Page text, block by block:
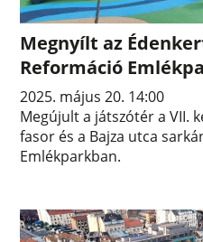
Megnyílt az
Reformáció
2025. május 20. 14:00
Megújult a játszótér a VII.
fasor és a Bajza utca
Emlékparkban.